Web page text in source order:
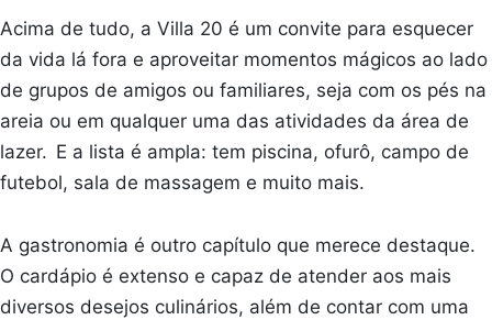
Acima de tudo, a Villa 20 é um convite para esquecer
da vida lá fora e aproveitar momentos mágicos ao lado
de grupos de amigos ou familiares, seja com os pés na
areia ou em qualquer uma das atividades da área de
lazer. E a lista é ampla: tem piscina, ofurô, campo de
futebol, sala de massagem e muito mais.
A gastronomia é outro capítulo que merece destaque.
O cardápio é extenso e capaz de atender aos mais
diversos desejos culinários, além de contar com uma